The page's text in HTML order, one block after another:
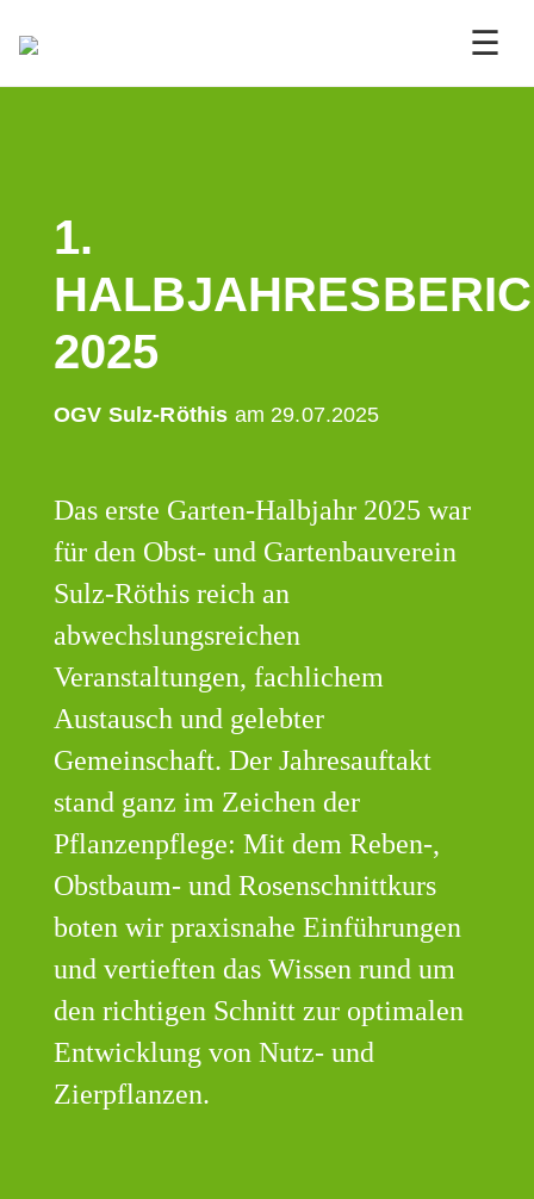
☰
1.
2025
OGV Sulz-Röthis am 29.07.2025
Das erste Garten-Halbjahr 2025 war
für den Obst- und Gartenbauverein
Sulz-Röthis reich an
abwechslungsreichen
Veranstaltungen, fachlichem
Austausch und gelebter
Gemeinschaft. Der Jahresauftakt
stand ganz im Zeichen der
Pflanzenpflege: Mit dem Reben-,
Obstbaum- und Rosenschnittkurs
boten wir praxisnahe Einführungen
und vertieften das Wissen rund um
den richtigen Schnitt zur optimalen
Entwicklung von Nutz- und
Zierpflanzen.